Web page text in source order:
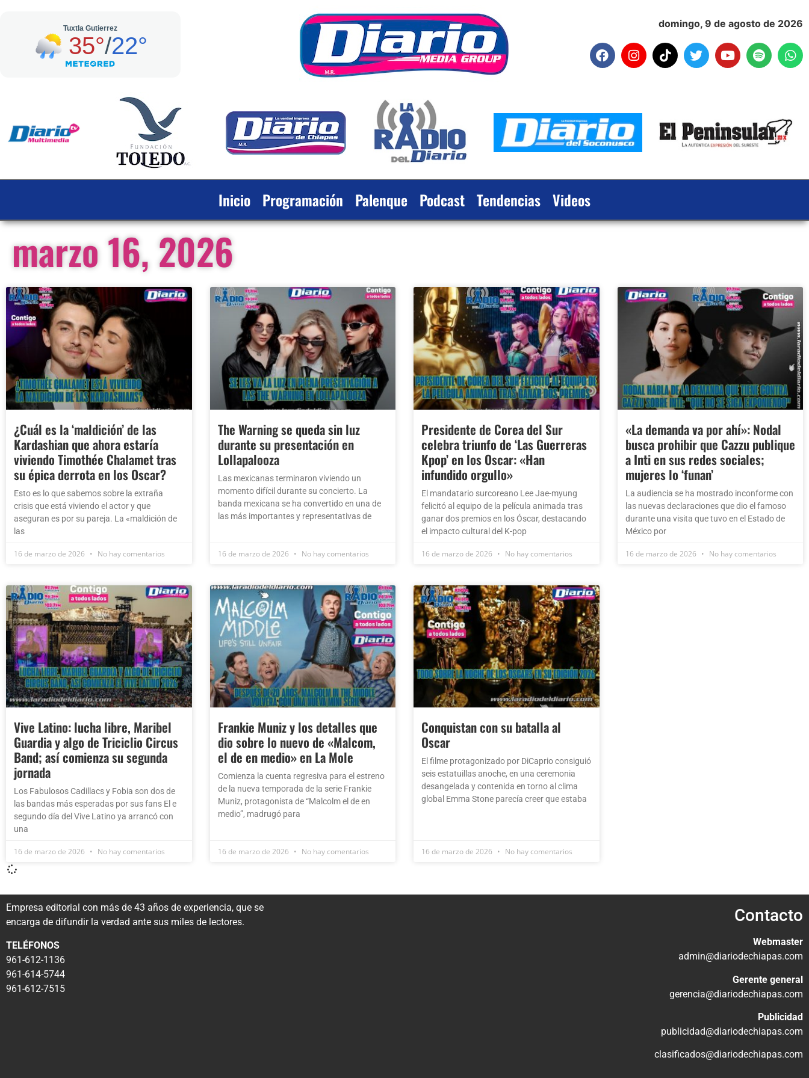
domingo, 9 de agosto de 2026
Inicio Programación Palenque Podcast Tendencias Videos
marzo 16, 2026
¿Cuál es la ‘maldición’ de las
Kardashian que ahora estaría
viviendo Timothée Chalamet tras
su épica derrota en los Oscar?
Esto es lo que sabemos sobre la extraña
crisis que está viviendo el actor y que
aseguran es por su pareja. La «maldición de
las
16 de marzo de 2026 No hay comentarios
The Warning se queda sin luz
durante su presentación en
Lollapalooza
Las mexicanas terminaron viviendo un
momento difícil durante su concierto. La
banda mexicana se ha convertido en una de
las más importantes y representativas de
16 de marzo de 2026 No hay comentarios
Presidente de Corea del Sur
celebra triunfo de ‘Las Guerreras
Kpop’ en los Oscar: «Han
infundido orgullo»
El mandatario surcoreano Lee Jae-myung
felicitó al equipo de la película animada tras
ganar dos premios en los Óscar, destacando
el impacto cultural del K-pop
16 de marzo de 2026 No hay comentarios
«La demanda va por ahí»: Nodal
busca prohibir que Cazzu publique
a Inti en sus redes sociales;
mujeres lo ‘funan’
La audiencia se ha mostrado inconforme con
las nuevas declaraciones que dio el famoso
durante una visita que tuvo en el Estado de
México por
16 de marzo de 2026 No hay comentarios
Vive Latino: lucha libre, Maribel
Guardia y algo de Triciclio Circus
Band; así comienza su segunda
jornada
Los Fabulosos Cadillacs y Fobia son dos de
las bandas más esperadas por sus fans El e
segundo día del Vive Latino ya arrancó con
una
16 de marzo de 2026 No hay comentarios
Frankie Muniz y los detalles que
dio sobre lo nuevo de «Malcom,
el de en medio» en La Mole
Comienza la cuenta regresiva para el estreno
de la nueva temporada de la serie Frankie
Muniz, protagonista de “Malcolm el de en
medio”, madrugó para
16 de marzo de 2026 No hay comentarios
Conquistan con su batalla al
Oscar
El filme protagonizado por DiCaprio consiguió
seis estatuillas anoche, en una ceremonia
desangelada y contenida en torno al clima
global Emma Stone parecía creer que estaba
16 de marzo de 2026 No hay comentarios
Empresa editorial con más de 43 años de experiencia, que se
encarga de difundir la verdad ante sus miles de lectores.
TELÉFONOS
961-612-1136
961-614-5744
961-612-7515
Contacto
Webmaster
admin@diariodechiapas.com
Gerente general
gerencia@diariodechiapas.com
Publicidad
publicidad@diariodechiapas.com
clasificados@diariodechiapas.com